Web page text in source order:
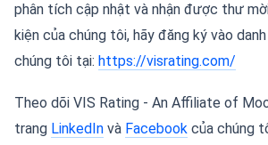
phân tích cập nhật và nhận được thư
kiện của chúng tôi, hãy đăng ký vào
chúng tôi tại: https://visrating.com/
Theo dõi VIS Rating - An Affiliate of
trang LinkedIn và Facebook của chúng